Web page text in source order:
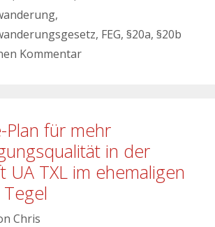
,
, FEG, §20a, §20b
Kommentar
Plan für mehr
in der
UA TXL im ehemaligen
Chris